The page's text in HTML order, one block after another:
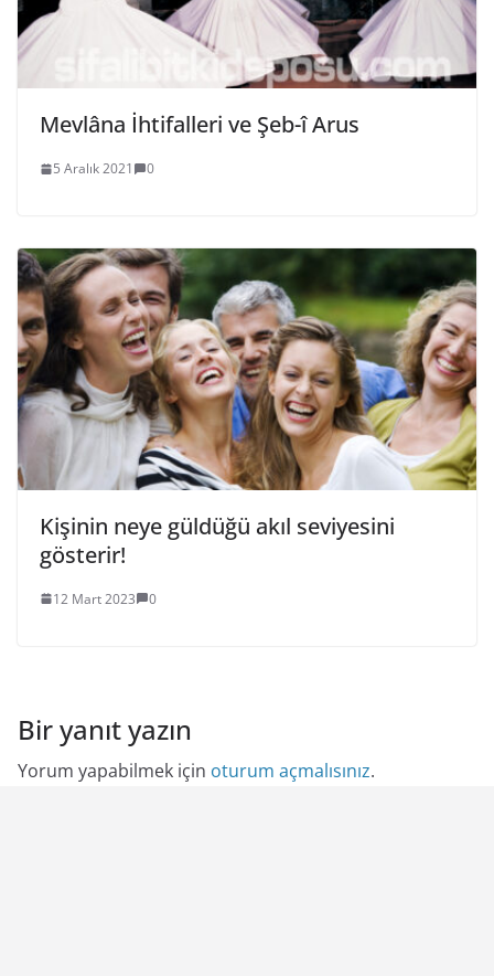
Mevlâna İhtifalleri ve Şeb-î Arus
5 Aralık 2021 0
Kişinin neye güldüğü akıl seviyesini
gösterir!
12 Mart 2023 0
Bir yanıt yazın
Yorum yapabilmek için oturum açmalısınız.